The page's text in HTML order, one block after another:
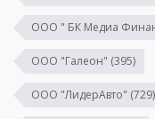
ООО " БК Медиа
ООО "Галеон" (395)
ООО "ЛидерАвто" (729)